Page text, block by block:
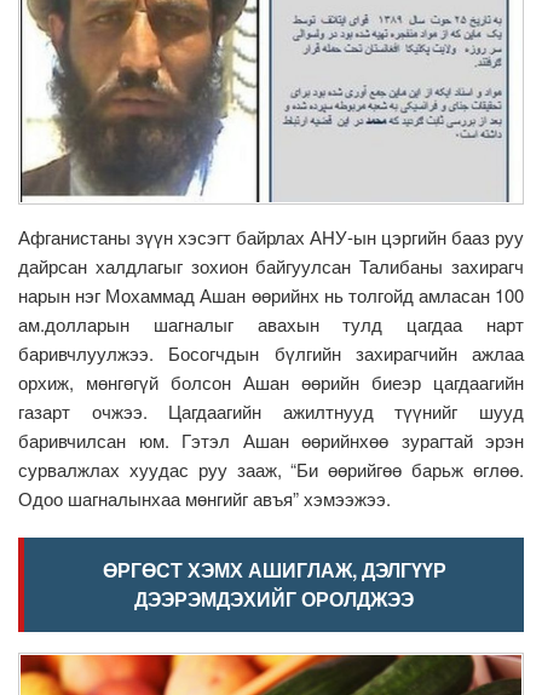
Афганистаны зүүн хэсэгт байрлах АНУ-ын цэргийн бааз руу
дайрсан халдлагыг зохион байгуулсан Талибаны захирагч
нарын нэг Мохаммад Ашан өөрийнх нь толгойд амласан 100
ам.долларын шагналыг авахын тулд цагдаа нарт
баривчлуулжээ. Босогчдын бүлгийн захирагчийн ажлаа
орхиж, мөнгөгүй болсон Ашан өөрийн биеэр цагдаагийн
газарт очжээ. Цагдаагийн ажилтнууд түүнийг шууд
баривчилсан юм. Гэтэл Ашан өөрийнхөө зурагтай эрэн
сурвалжлах хуудас руу зааж, “Би өөрийгөө барьж өглөө.
Одоо шагналынхаа мөнгийг авъя” хэмээжээ.
ӨРГӨСТ ХЭМХ АШИГЛАЖ, ДЭЛГҮҮР
ДЭЭРЭМДЭХИЙГ ОРОЛДЖЭЭ